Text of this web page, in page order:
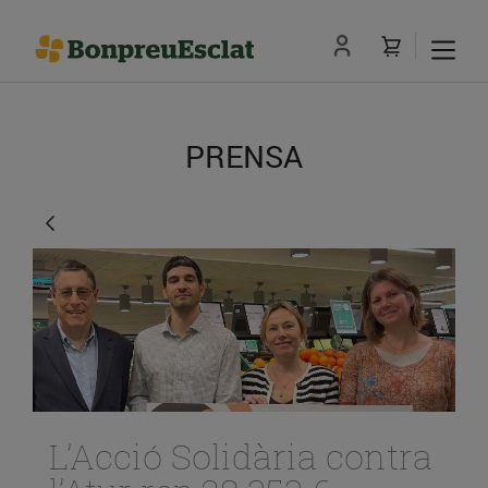
PRENSA
L’Acció Solidària contra